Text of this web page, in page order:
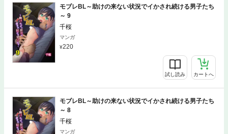
モブレBL～助けの来ない状況でイかされ続ける男子たち
～ 9
千桜
マンガ
220
試し読み カートへ
モブレBL～助けの来ない状況でイかされ続ける男子たち
～ 8
千桜
マンガ